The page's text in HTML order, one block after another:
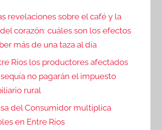
revelaciones sobre el café y la
corazón: cuáles son los efectos
más de una taza al día
Ríos los productores afectados
no pagarán el impuesto
rural
del Consumidor multiplica
en Entre Ríos